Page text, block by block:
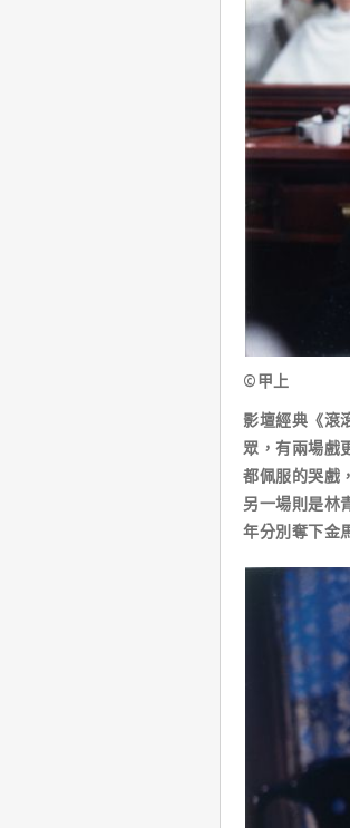
©甲上
影壇經典《滾
眾，有兩場戲
都佩服的哭戲
另一場則是林
年分別奪下金